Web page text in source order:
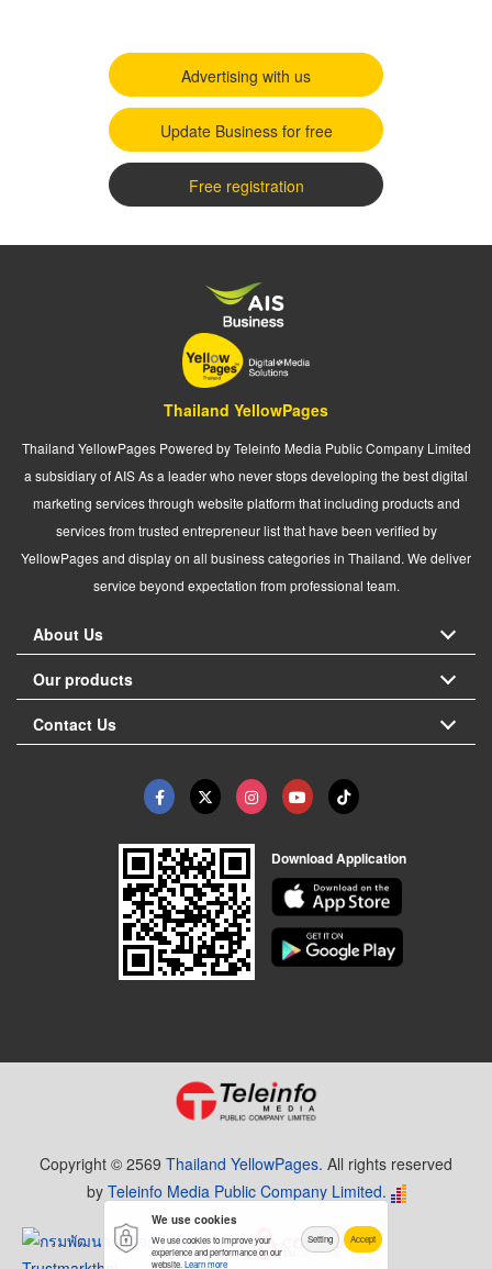
Advertising with us
Update Business for free
Free registration
Thailand YellowPages
Thailand YellowPages Powered by Teleinfo Media Public Company Limited
a subsidiary of AIS As a leader who never stops developing the best digital
marketing services through website platform that including products and
services from trusted entrepreneur list that have been verified by
YellowPages and display on all business categories in Thailand. We deliver
service beyond expectation from professional team.
About Us
Our products
Contact Us
Download Application
Copyright © 2569 Thailand YellowPages. All rights reserved
by Teleinfo Media Public Company Limited.
We use cookies
We use cookies to improve your
experience and performance on our
website. Learn more
Setting Accept